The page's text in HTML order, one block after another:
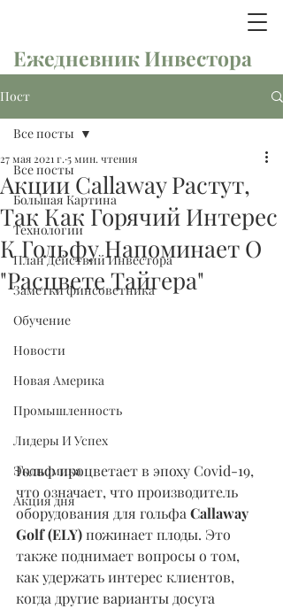
Ежедневник Инвестора
Пост
Все посты
Большая Картина
Технологии
План Действий Инвестора
Заметки финсоветника
Обучение
Новости
Новая Америка
Промышленность
Лидеры И Успех
Экономика
Акция дня
Все посты
Акции Callaway Растут,
Так Как Горячий Интерес
К Гольфу Напоминает О
"Расцвете Тайгера"
27 мая 2021 г. 5 мин. чтения
Гольф процветает в эпоху Covid-19,
что означает, что производитель
оборудования для гольфа Callaway
Golf (ELY) пожинает плоды. Это
также поднимает вопросы о том,
как удержать интерес клиентов,
когда другие варианты досуга